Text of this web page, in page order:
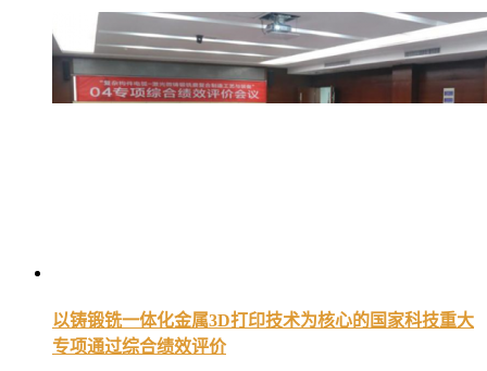
以铸锻铣一体化金属3D打印技术为核心的国家科技重大
专项通过综合绩效评价